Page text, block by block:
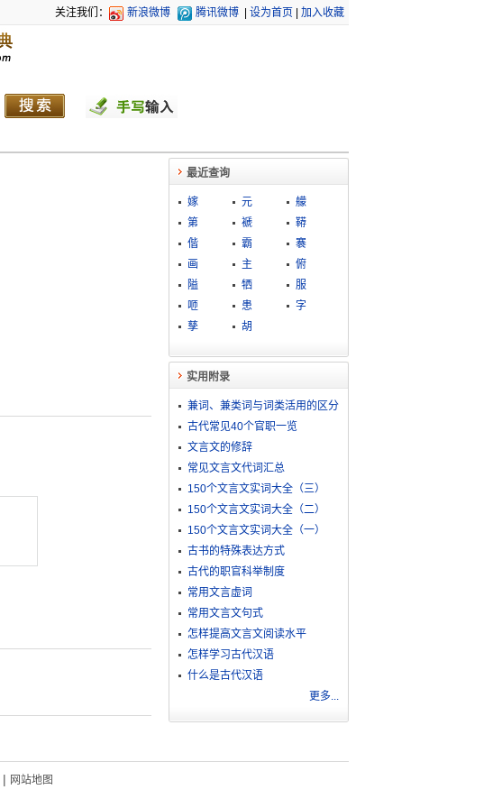
关注我们： 新浪微博 腾讯微博 设为首页 加入收藏
最近查询
嫁 元
艨
第
褫
鞯
偕
霸
褰
画
主
俯
隘
牺
服
咂
患
字
孳
胡
实用附录
兼词、兼类词与词类活用的区分
古代常见40个官职一览
文言文的修辞
常见文言文代词汇总
150个文言文实词大全（三）
150个文言文实词大全（二）
150个文言文实词大全（一）
古书的特殊表达方式
古代的职官科举制度
常用文言虚词
常用文言文句式
怎样提高文言文阅读水平
怎样学习古代汉语
什么是古代汉语
更多...
| 网站地图